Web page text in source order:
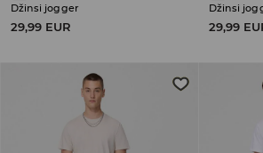
Džinsi jogger
29,99 EUR
Džinsi
29,99